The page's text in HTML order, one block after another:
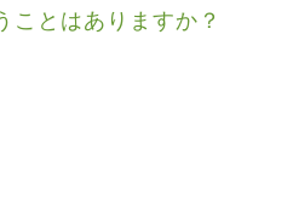
ことはありますか？